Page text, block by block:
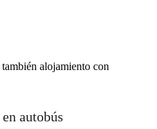
alojamiento con
autobús